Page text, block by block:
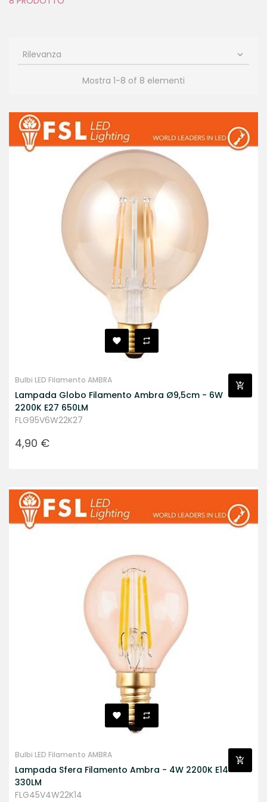
Rilevanza 
Mostra 1-8 of 8 elementi
Bulbi LED Filamento AMBRA
Lampada Globo Filamento Ambra Ø9,5cm - 6W
2200K E27 650LM
FLG95V6W22K27
Prezzo
4,90 €
Bulbi LED Filamento AMBRA
Lampada Sfera Filamento Ambra - 4W 2200K E14
330LM
FLG45V4W22K14